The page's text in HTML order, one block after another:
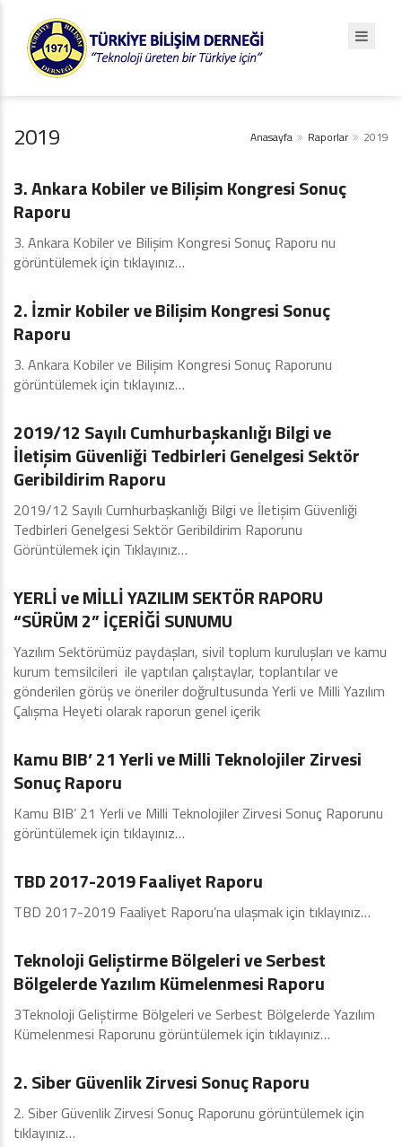
2019 Anasayfa Raporlar 2019
2019
3. Ankara Kobiler ve Bilişim Kongresi Sonuç
Raporu
3. Ankara Kobiler ve Bilişim Kongresi Sonuç Raporu nu
görüntülemek için tıklayınız…
2019
2. İzmir Kobiler ve Bilişim Kongresi Sonuç
Raporu
3. Ankara Kobiler ve Bilişim Kongresi Sonuç Raporunu
görüntülemek için tıklayınız…
2019
2019/12 Sayılı Cumhurbaşkanlığı Bilgi ve
İletişim Güvenliği Tedbirleri Genelgesi Sektör
Geribildirim Raporu
2019/12 Sayılı Cumhurbaşkanlığı Bilgi ve İletişim Güvenliği
Tedbirleri Genelgesi Sektör Geribildirim Raporunu
Görüntülemek için Tıklayınız…
Merkez Haberler
YERLİ ve MİLLİ YAZILIM SEKTÖR RAPORU
“SÜRÜM 2” İÇERİĞİ SUNUMU
Yazılım Sektörümüz paydaşları, sivil toplum kuruluşları ve kamu
kurum temsilcileri ile yaptılan çalıştaylar, toplantılar ve
gönderilen görüş ve öneriler doğrultusunda Yerli ve Milli Yazılım
Çalışma Heyeti olarak raporun genel içerik
2019
Kamu BIB’ 21 Yerli ve Milli Teknolojiler Zirvesi
Sonuç Raporu
Kamu BIB’ 21 Yerli ve Milli Teknolojiler Zirvesi Sonuç Raporunu
görüntülemek için tıklayınız…
2019
TBD 2017-2019 Faaliyet Raporu
TBD 2017-2019 Faaliyet Raporu’na ulaşmak için tıklayınız…
2019
Teknoloji Geliştirme Bölgeleri ve Serbest
Bölgelerde Yazılım Kümelenmesi Raporu
3Teknoloji Geliştirme Bölgeleri ve Serbest Bölgelerde Yazılım
Kümelenmesi Raporunu görüntülemek için tıklayınız…
2019
2. Siber Güvenlik Zirvesi Sonuç Raporu
2. Siber Güvenlik Zirvesi Sonuç Raporunu görüntülemek için
tıklayınız…
2019